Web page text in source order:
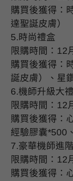
購買後獲得：
達聖誕皮膚）
5.時尚禮盒
限購時間： 12
購買後獲得：
誕皮膚）、星
6.機師升級大
限購時間： 12
購買後獲得：
經驗膠囊*500
7.豪華機師進
限購時間： 12
購買後獲得：